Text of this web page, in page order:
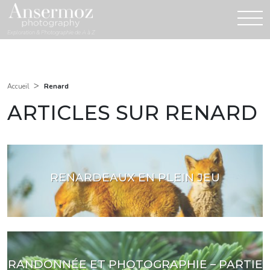
Exploration & Photographie de A à Z
Accueil > Renard
ARTICLES SUR RENARD
RENARDEAUX EN PLEIN JEU
RANDONNÉE ET PHOTOGRAPHIE – PARTIE